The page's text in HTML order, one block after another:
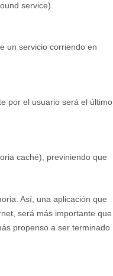
service).
un servicio corriendo en
por el usuario será el último
caché), previniendo que
Así, una aplicación que
será más importante que
propenso a ser terminado